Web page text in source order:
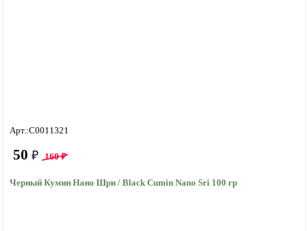
Арт.:C0011321
50 ₽ 160 ₽
Черный Кумин Нано Шри / Black Cumin Nano Sri 100 гр